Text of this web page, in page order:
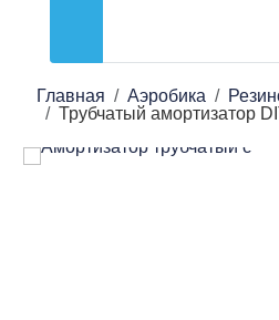
Главная Аэробика
Трубчатый амортизатор